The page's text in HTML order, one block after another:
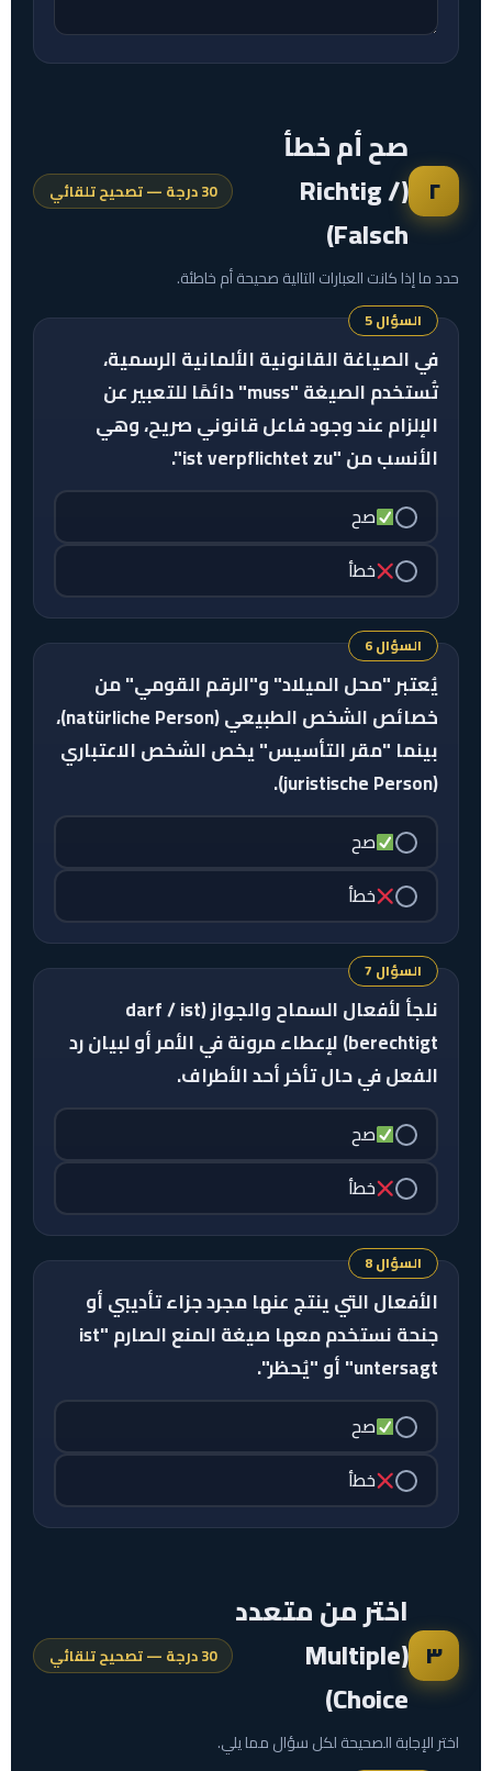
٢
صح أم خطأ
(Richtig /
Falsch)
30 درجة — تصحيح تلقائي
حدد ما إذا كانت العبارات التالية صحيحة أم خاطئة.
السؤال 5
في الصياغة القانونية الألمانية الرسمية،
تُستخدم الصيغة "muss" دائمًا للتعبير عن
الإلزام عند وجود فاعل قانوني صريح، وهي
الأنسب من "ist verpflichtet zu".
صح
خطأ
السؤال 6
يُعتبر "محل الميلاد" و"الرقم القومي" من
خصائص الشخص الطبيعي (natürliche Person)،
بينما "مقر التأسيس" يخص الشخص الاعتباري
(juristische Person).
صح
خطأ
السؤال 7
نلجأ لأفعال السماح والجواز (darf / ist
berechtigt) لإعطاء مرونة في الأمر أو لبيان رد
الفعل في حال تأخر أحد الأطراف.
صح
خطأ
السؤال 8
الأفعال التي ينتج عنها مجرد جزاء تأديبي أو
جنحة نستخدم معها صيغة المنع الصارم "ist
untersagt" أو "يُحظر".
صح
خطأ
٣
اختر من متعدد
(Multiple
Choice)
30 درجة — تصحيح تلقائي
اختر الإجابة الصحيحة لكل سؤال مما يلي.